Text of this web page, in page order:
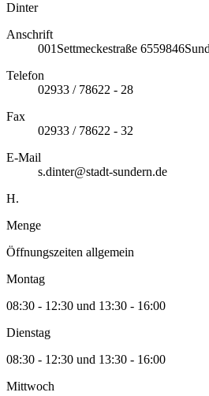
Dinter
Anschrift
001 Settmeckestraße 6559846
Telefon
02933 / 78622 - 28
Fax
02933 / 78622 - 32
E-Mail
s.dinter@stadt-sundern.de
H.
Menge
Öffnungszeiten allgemein
Montag
08:30 - 12:30 und 13:30 - 16:00
Dienstag
08:30 - 12:30 und 13:30 - 16:00
Mittwoch